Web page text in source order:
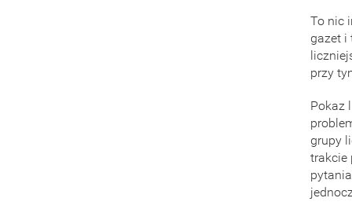
To nic
gazet i
przy
Pokaz
grupy
trakcie